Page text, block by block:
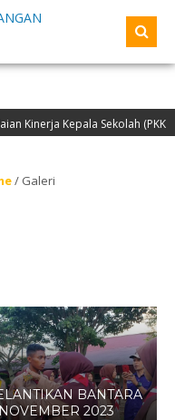
Kepala Sekolah (PKKS)
/ Galeri
BANTARA
2023